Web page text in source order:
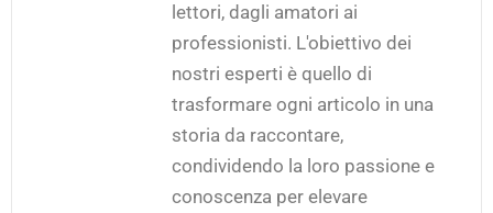
lettori, dagli amatori ai
professionisti. L'obiettivo dei
nostri esperti è quello di
trasformare ogni articolo in una
storia da raccontare,
condividendo la loro passione e
conoscenza per elevare